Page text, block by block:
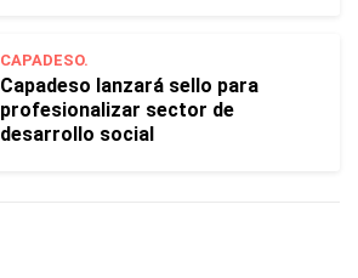
CAPADESO.
Capadeso lanzará sello para
profesionalizar sector de
desarrollo social